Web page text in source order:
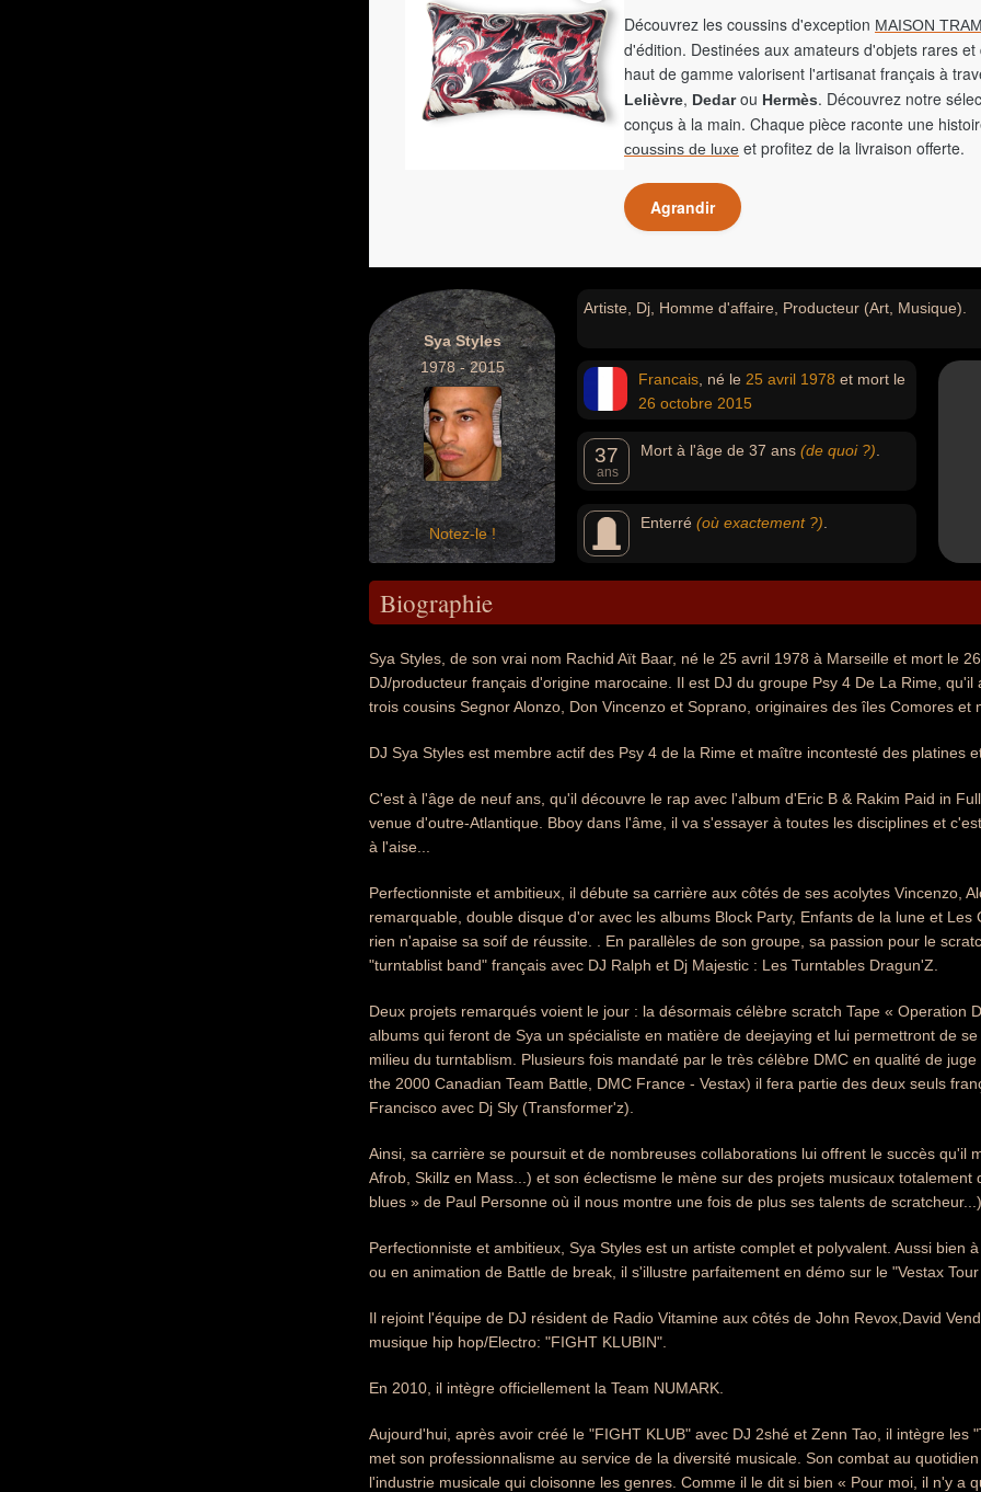
Découvrez les coussins d'exception MAISON
d'édition. Destinées aux amateurs d'objets rares
haut de gamme valorisent l'artisanat français à
Lelièvre, Dedarou Hermès. Découvrez notre
conçus à la main. Chaque pièce raconte une
coussins de luxe et profitez de la livraison offerte.
Agrandir
Sya Styles
1978 - 2015
Notez-le !
Artiste, Dj, Homme d'affaire, Producteur (Art, Musique).
Francais , né le 25 avril 1978 et mort le
26 octobre 2015
37
ans
Mort à l'âge de 37 ans (de quoi ?)
Enterré (où exactement ?)
Biographie
Sya Styles, de son vrai nom Rachid Aït Baar, né le 25 avril 1978 à Marseille et mort le
DJ/producteur français d'origine marocaine. Il est DJ du groupe Psy 4 De La Rime,
trois cousins Segnor Alonzo, Don Vincenzo et Soprano, originaires des îles Comores et
DJ Sya Styles est membre actif des Psy 4 de la Rime et maître incontesté des platines
C'est à l'âge de neuf ans, qu'il découvre le rap avec l'album d'Eric B & Rakim Paid in
venue d'outre-Atlantique. Bboy dans l'âme, il va s'essayer à toutes les disciplines et
à l'aise...
Perfectionniste et ambitieux, il débute sa carrière aux côtés de ses acolytes Vincenzo,
remarquable, double disque d'or avec les albums Block Party, Enfants de la lune et
rien n'apaise sa soif de réussite. . En parallèles de son groupe, sa passion pour le
"turntablist band" français avec DJ Ralph et Dj Majestic : Les Turntables Dragun'Z.
Deux projets remarqués voient le jour : la désormais célèbre scratch Tape « Operation
albums qui feront de Sya un spécialiste en matière de deejaying et lui permettront de
milieu du turntablism. Plusieurs fois mandaté par le très célèbre DMC en qualité de
the 2000 Canadian Team Battle, DMC France - Vestax) il fera partie des deux seuls
Francisco avec Dj Sly (Transformer'z).
Ainsi, sa carrière se poursuit et de nombreuses collaborations lui offrent le succès qu'il
Afrob, Skillz en Mass...) et son éclectisme le mène sur des projets musicaux
blues » de Paul Personne où il nous montre une fois de plus ses talents de
Perfectionniste et ambitieux, Sya Styles est un artiste complet et polyvalent. Aussi bien
ou en animation de Battle de break, il s'illustre parfaitement en démo sur le "Vestax
Il rejoint l'équipe de DJ résident de Radio Vitamine aux côtés de John Revox,David
musique hip hop/Electro: "FIGHT KLUBIN".
En 2010, il intègre officiellement la Team NUMARK.
Aujourd'hui, après avoir créé le "FIGHT KLUB" avec DJ 2shé et Zenn Tao, il intègre les
met son professionnalisme au service de la diversité musicale. Son combat au
l'industrie musicale qui cloisonne les genres. Comme il le dit si bien « Pour moi, il n'y a